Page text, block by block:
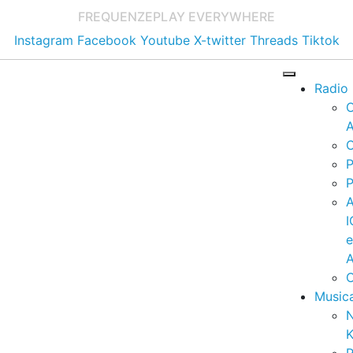
FREQUENZEPLAY EVERYWHERE
Instagram Facebook Youtube X-twitter Threads Tiktok
Radio
e